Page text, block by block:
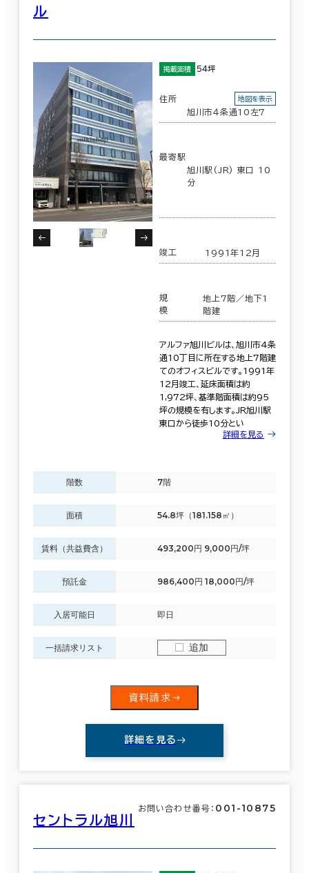
ル
掲載面積 54坪
住所
旭川市４条通10左7
地図を表示
最寄駅
旭川駅(JR) 東口 10
分
竣工 1991年12月
規
模
地上7階／地下1
階建
アルファ旭川ビルは、旭川市4条
通10丁目に所在する地上7階建
てのオフィスビルです。1991年
12月竣工、延床面積は約
1,972坪、基準階面積は約95
坪の規模を有します。JR旭川駅
東口から徒歩10分とい
詳細を見る
階数 7階
面積 54.8坪（181.158㎡）
賃料（共益費含） 493,200円 9,000円/坪
預託金 986,400円 18,000円/坪
入居可能日 即日
一括請求リスト 追加
資料請求
詳細を見る
セントラル旭川
お問い合わせ番号： 001-10875